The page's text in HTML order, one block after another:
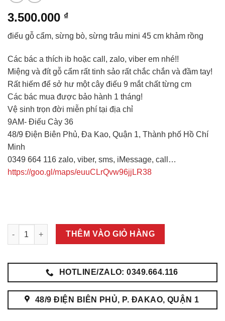
3.500.000 ₫
điếu gỗ cẩm, sừng bò, sừng trâu mini 45 cm khảm rồng
Các bác a thích ib hoặc call, zalo, viber em nhé!!
Miệng và đít gỗ cẩm rất tinh sảo rất chắc chắn và đầm tay!
Rất hiếm để sở hư một cây điếu 9 mắt chất từng cm
Các bác mua được bảo hành 1 tháng!
Vệ sinh trọn đời miễn phí tại địa chỉ
9AM- Điếu Cày 36
48/9 Điện Biên Phủ, Đa Kao, Quận 1, Thành phố Hồ Chí
Minh
0349 664 116 zalo, viber, sms, iMessage, call…
https://goo.gl/maps/euuCLrQvw96jjLR38
Bán Thuốc Lào Quận Bình Thạnh ( Điếu Cày MiNi hàng víp)
THÊM VÀO GIỎ HÀNG
HOTLINE/ZALO: 0349.664.116
48/9 ĐIỆN BIÊN PHỦ, P. ĐAKAO, QUẬN 1